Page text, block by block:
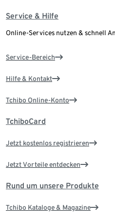
Service & Hilfe
Online-Services nutzen & schnell
Service-Bereich
Hilfe & Kontakt
Tchibo Online-Konto
TchiboCard
Jetzt kostenlos registrieren
Jetzt Vorteile entdecken
Rund um unsere Produkte
Tchibo Kataloge & Magazine